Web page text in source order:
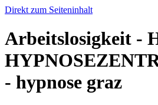
Direkt zum Seiteninhalt
Arbeitslosigkeit -
- hypnose graz